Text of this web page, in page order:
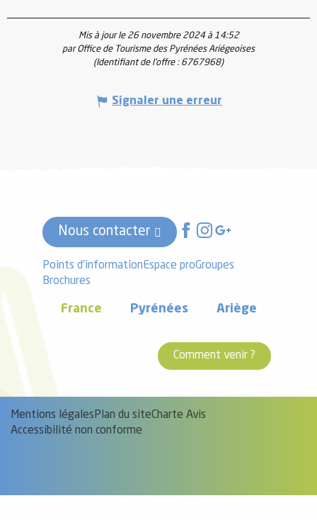
Mis à jour le 26 novembre 2024 à 14:52
par Office de Tourisme des Pyrénées Ariégeoises
(Identifiant de l'offre : 6767968)
Signaler une erreur
Nous contacter
Points d'informationEspace proGroupes
Brochures
France Pyrénées Ariège
Comment venir ?
Mentions légalesPlan du siteCharte Avis
Accessibilité non conforme